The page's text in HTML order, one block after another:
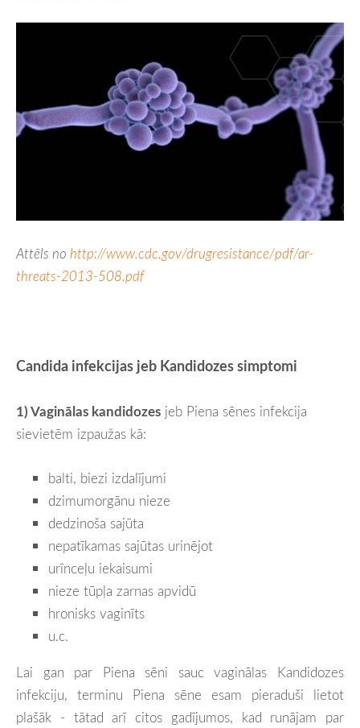
Attēls no http://www.cdc.gov/drugresistance/pdf/ar-
threats-2013-508.pdf
Candida infekcijas jeb Kandidozes simptomi
1) Vaginālas kandidozes jeb Piena sēnes infekcija
sievietēm izpaužas kā:
balti, biezi izdalījumi
dzimumorgānu nieze
dedzinoša sajūta
nepatīkamas sajūtas urinējot
urīnceļu iekaisumi
nieze tūpļa zarnas apvidū
hronisks vaginīts
u.c.
Lai gan par Piena sēni sauc vaginālas Kandidozes
infekciju, terminu Piena sēne esam pieraduši lietot
plašāk - tātad arī citos gadījumos, kad runājam par